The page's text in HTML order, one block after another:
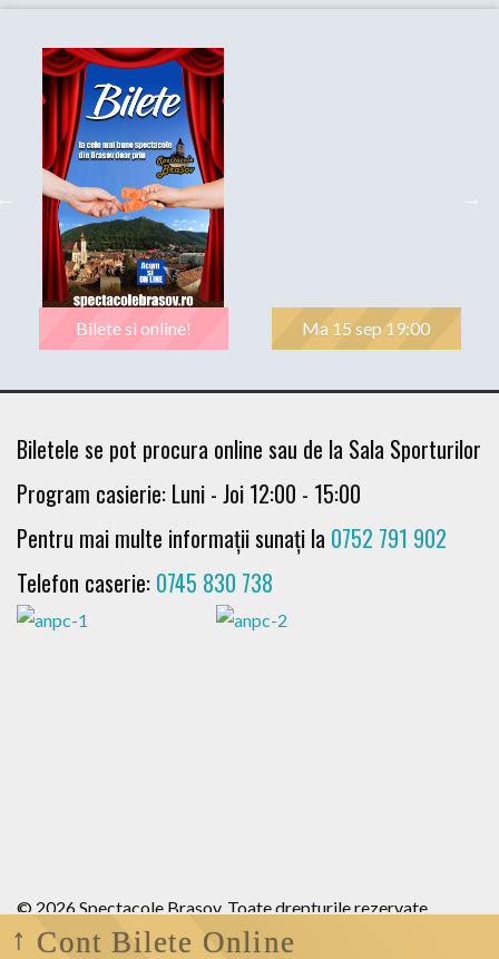
Cont Bilete Online
Bilete si online! Ma 15 sep 19:00
Biletele se pot procura online sau de la Sala Sporturilor
Program casierie: Luni - Joi 12:00 - 15:00
Pentru mai multe informații sunați la 0752 791 902
Telefon caserie: 0745 830 738
© 2026 Spectacole Brasov. Toate drepturile rezervate .
Termeni si conditii